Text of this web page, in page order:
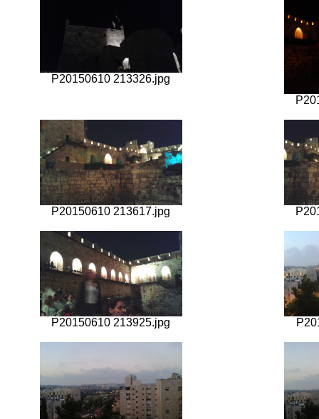
P20150610 213326.jpg
P20150610 213617.jpg
P20150610 213925.jpg